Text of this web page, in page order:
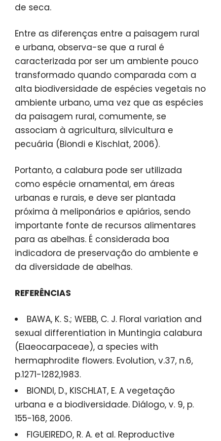
de seca.
Entre as diferenças entre a paisagem rural
e urbana, observa-se que a rural é
caracterizada por ser um ambiente pouco
transformado quando comparada com a
alta biodiversidade de espécies vegetais no
ambiente urbano, uma vez que as espécies
da paisagem rural, comumente, se
associam à agricultura, silvicultura e
pecuária (Biondi e Kischlat, 2006).
Portanto, a calabura pode ser utilizada
como espécie ornamental, em áreas
urbanas e rurais, e deve ser plantada
próxima à meliponários e apiários, sendo
importante fonte de recursos alimentares
para as abelhas. É considerada boa
indicadora de preservação do ambiente e
da diversidade de abelhas.
REFERÊNCIAS
BAWA, K. S.; WEBB, C. J. Floral variation and
sexual differentiation in Muntingia calabura
(Elaeocarpaceae), a species with
hermaphrodite flowers. Evolution, v.37, n.6,
p.1271-1282,1983.
BIONDI, D., KISCHLAT, E. A vegetação
urbana e a biodiversidade. Diálogo, v. 9, p.
155-168, 2006.
FIGUEIREDO, R. A. et al. Reproductive